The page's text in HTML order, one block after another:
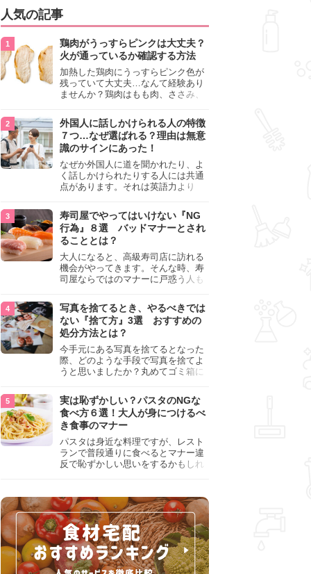
人気の記事
鶏肉がうっすらピンクは大丈夫？
火が通っているか確認する方法
加熱した鶏肉にうっすらピンク色が
残っていて大丈夫…なんて経験あり
ませんか？鶏肉はもも肉、ささみ、
わいが異なり、いろいろと楽しめる
料理ですが、鶏肉は加熱した後でも
うっすらピンク色の部分が大丈夫な
のと気になるときがあります。この
記事では生焼けか火が通っているの
かを確認する方法や、鶏肉を調理す
るときの注意点を紹介しますので、
参考にしてみてくださいね。
外国人に話しかけられる人の特徴
７つ…なぜ選ばれる？理由は無意
識のサインにあった！
なぜか外国人に道を聞かれたり、よ
く話しかけられたりする人には共通
点があります。それは英語力より
けても大丈夫」というサインが関係
しています。よく選ばれる人の特徴
や、英語が苦手でも焦らない対処
法、自分を守るための注意点を詳し
く解説します。
寿司屋でやってはいけない『NG
行為』８選 バッドマナーとされ
ることとは？
大人になると、高級寿司店に訪れる
機会がやってきます。そんな時、寿
司屋ならではのマナーに戸惑う人も
らためて寿司屋でやってはいけない
『NG行為』をチェックしましょう。
写真を捨てるとき、やるべきでは
ない『捨て方』3選 おすすめの
処分方法とは？
今手元にある写真を捨てるとなった
際、どのような手段で写真を捨てよ
うと思いましたか？丸めてゴミ箱に
真は個人情報が詰まっているので、
ただ丸めただけの状態で捨ててしま
うのは危険です。写真にすべきでは
ない捨て方をまとめているので、ぜ
ひチェックしておきましょう。
実は恥ずかしい？パスタのNGな
食べ方６選！大人が身につけるべ
き食事のマナー
パスタは身近な料理ですが、レスト
ランで普段通りに食べるとマナー違
反で恥ずかしい思いをするかもしれ
して、正しい食べ方を確認しましょ
う。大人の嗜みとして知っておきた
い新常識を解説します。